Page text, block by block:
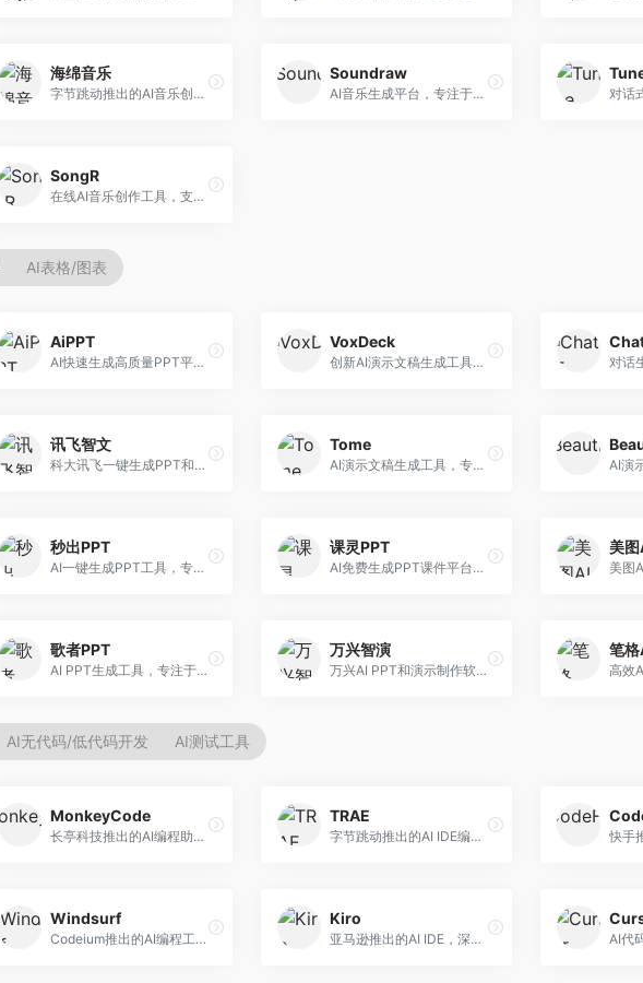
海绵音乐
字节跳动推出的AI音乐创作平台，支持多风格音乐生成。面向内容创作者和音乐爱好者，提供歌词创作、旋律生成、编曲制作等服务，创作效率高，适合短视频配乐。
Soundraw
AI音乐生成平台，专注于免版税音乐创作。面向视频创作者和内容制作者，提供背景音乐生成、音乐定制等服务，音乐版权清晰，适合视频配乐场景。
SongR
在线AI音乐创作工具，支持歌词与旋律一体化生成。面向内容创作者和音乐爱好者，提供歌词创作、旋律生成、音乐制作等服务，操作简便，创作速度快。
AI表格/图表
AiPPT
AI快速生成高质量PPT平台，支持主题定制。面向职场人士和学生，提供一键生成、模板选择、内容优化等服务，PPT制作速度快，设计质量高。
VoxDeck
创新AI演示文稿生成工具，支持语音交互创作。面向职场人士，支持语音输入、PPT生成、内容优化等功能，语音创作体验便捷。
讯飞智文
科大讯飞一键生成PPT和Word工具，整合语音技术。面向职场人士，支持语音输入、文档生成、格式调整等功能，办公效率显著提升。
Tome
AI演示文稿生成工具，专注于故事化演示创作。面向创业者和营销人员，提供故事叙述、视觉设计、内容生成等服务，演示文稿叙事性强。
秒出PPT
AI一键生成PPT工具，专注于快速演示文稿制作。面向职场人士，支持主题输入、内容生成、模板套用等功能，PPT生成速度快，适合紧急制作场景。
课灵PPT
AI免费生成PPT课件平台，专注于教育场景。面向教师和教育工作者，提供课件生成、教学设计、模板选择等服务，教育适配性强。
美
歌者PPT
AI PPT生成工具，专注于演示文稿智能创作。面向职场人士，支持主题输入、内容生成、设计美化等功能，PPT制作效率高。
万兴智演
万兴AI PPT和演示制作软件，整合视频演示功能。面向职场人士和教育工作者，提供PPT生成、演示录制、视频制作等服务，演示功能完善。
笔
AI无代码/低代码开发 AI测试工具
MonkeyCode
长亭科技推出的AI编程助手，专注于安全开发。面向开发者，提供代码生成、安全检测、漏洞修复等服务，安全开发能力强。
TRAE
字节跳动推出的AI IDE编程工具，深度集成大模型能力。面向开发者，提供智能代码补全、代码解释、重构优化等服务，编程效率显著提升。
Windsurf
Codeium推出的AI编程工具，专注于代码智能辅助。面向开发者，提供代码补全、代码生成、代码解释等服务，多语言支持完善。
Kiro
亚马逊推出的AI IDE，深度整合AWS云服务。面向AWS开发者，提供代码生成、云服务集成、部署自动化等服务，与AWS生态无缝衔接。